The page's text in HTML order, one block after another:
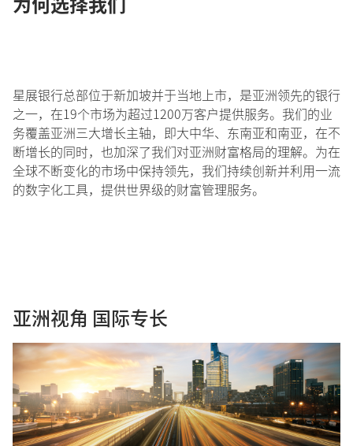
星展银行总部位于新加坡并于当地上市，是亚洲领先的银行
之一，在19个市场为超过1200万客户提供服务。我们的业
务覆盖亚洲三大增长主轴，即大中华、东南亚和南亚，在不
断增长的同时，也加深了我们对亚洲财富格局的理解。为在
全球不断变化的市场中保持领先，我们持续创新并利用一流
的数字化工具，提供世界级的财富管理服务。
亚洲视角 国际专长